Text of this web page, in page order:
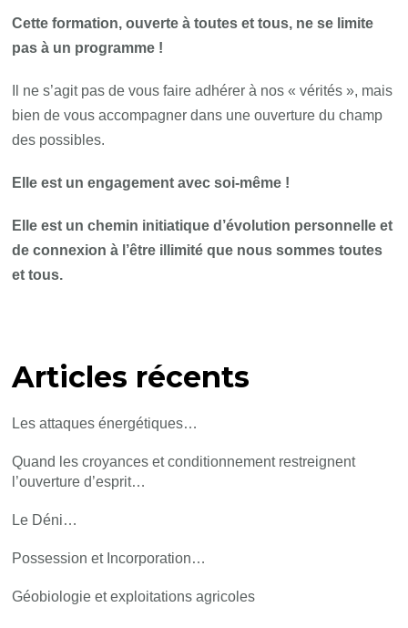
Cette formation, ouverte à toutes et tous, ne se limite
pas à un programme !
Il ne s’agit pas de vous faire adhérer à nos « vérités », mais
bien de vous accompagner dans une ouverture du champ
des possibles.
Elle est un engagement avec soi-même !
Elle est un chemin initiatique d’évolution personnelle et
de connexion à l’être illimité que nous sommes toutes
et tous.
Articles récents
Les attaques énergétiques…
Quand les croyances et conditionnement restreignent
l’ouverture d’esprit…
Le Déni…
Possession et Incorporation…
Géobiologie et exploitations agricoles